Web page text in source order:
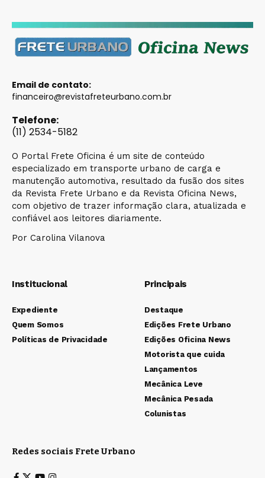
Email de contato:
financeiro@revistafreteurbano.com.br
Telefone:
(11) 2534-5182
O Portal Frete Oficina é um site de conteúdo
especializado em transporte urbano de carga e
manutenção automotiva, resultado da fusão dos sites
da Revista Frete Urbano e da Revista Oficina News,
com objetivo de trazer informação clara, atualizada e
confiável aos leitores diariamente.
Por Carolina Vilanova
Institucional
Expediente
Quem Somos
Políticas de Privacidade
Principais
Destaque
Edições Frete Urbano
Edições Oficina News
Motorista que cuida
Lançamentos
Mecânica Leve
Mecânica Pesada
Colunistas
Redes sociais Frete Urbano